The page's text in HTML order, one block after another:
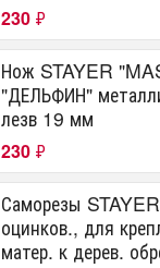
230 ₽
Нож STAYER
"ДЕЛЬФИН"
лезв 19 мм
230 ₽
Саморезы
оцинков., для
матер. к дерев.